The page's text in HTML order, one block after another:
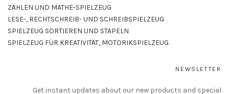
ZÄHLEN UND MATHE-SPIELZEUG
LESE-, RECHTSCHREIB- UND SCHREIBSPIELZEUG
SPIELZEUG SORTIEREN UND STAPELN
SPIELZEUG FÜR KREATIVITÄT, MOTORIKSPIELZEUG
NEWSLETTER
Get instant updates about our new products and special